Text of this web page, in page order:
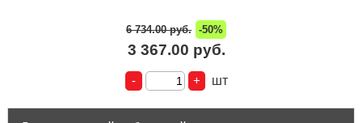
6 734.00 руб. -50%
3 367.00 руб.
шт